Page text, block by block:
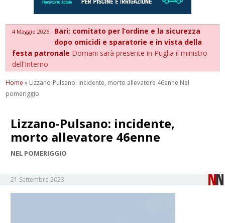
4 Maggio 2026
Bari: comitato per l’ordine e la sicurezza
dopo omicidi e sparatorie e in vista della
festa patronale Domani sarà presente in Puglia il ministro
dell'Interno
Home » Lizzano-Pulsano: incidente, morto allevatore 46enne Nel
pomeriggio
Lizzano-Pulsano: incidente,
morto allevatore 46enne
NEL POMERIGGIO
21 Settembre 2023